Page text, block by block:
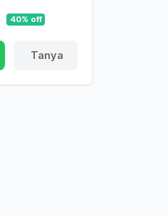
40% off
Tanya